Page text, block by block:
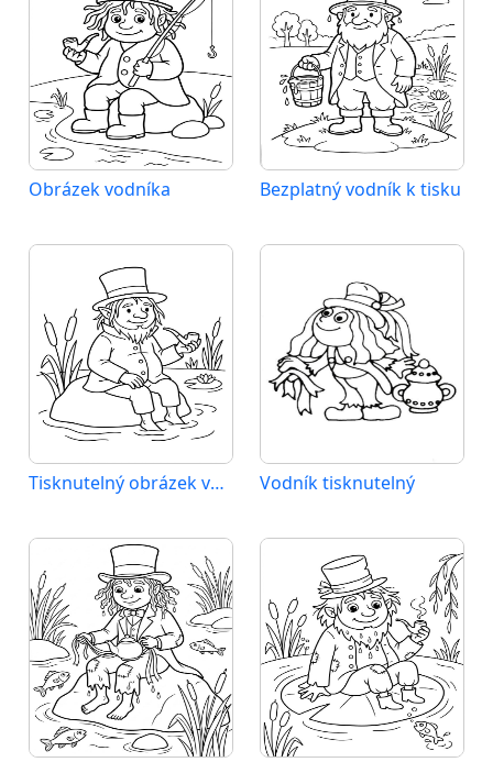
Obrázek vodníka Bezplatný vodník k tisku
Tisknutelný obrázek vodníka Vodník tisknutelný